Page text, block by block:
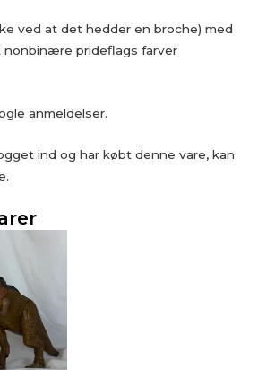
ved at det hedder en broche) med
nonbinære prideflags farver
anmeldelser.
ind og har købt denne vare, kan